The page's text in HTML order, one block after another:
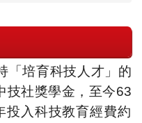
「培育科技人才」的
技社獎學金，至今63
投入科技教育經費約